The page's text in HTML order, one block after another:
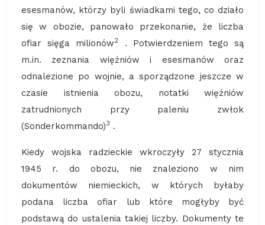
esesmanów, którzy byli świadkami tego, co działo
się w obozie, panowało przekonanie, że liczba
ofiar sięga milionów2
. Potwierdzeniem tego są
m.in. zeznania więźniów i esesmanów oraz
odnalezione po wojnie, a sporządzone jeszcze w
czasie istnienia obozu, notatki więźniów
zatrudnionych przy paleniu zwłok
(Sonderkommando)3 .
Kiedy wojska radzieckie wkroczyły 27 stycznia
1945 r. do obozu, nie znaleziono w nim
dokumentów niemieckich, w których byłaby
podana liczba ofiar lub które mogłyby być
podstawą do ustalenia takiej liczby. Dokumenty te